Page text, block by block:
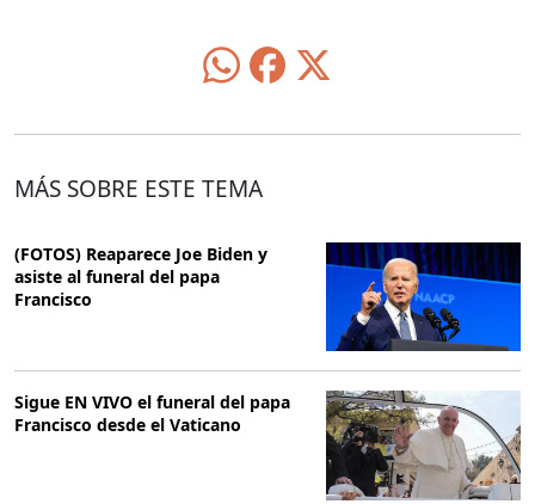
MÁS SOBRE ESTE TEMA
(FOTOS) Reaparece Joe Biden y
asiste al funeral del papa
Francisco
Sigue EN VIVO el funeral del papa
Francisco desde el Vaticano